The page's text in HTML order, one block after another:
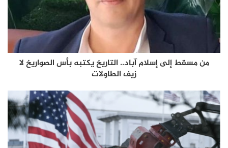
من مسقط إلى إسلام آباد.. التاريخ يكتبه بأس الصواريخ لا
زيف الطاولات